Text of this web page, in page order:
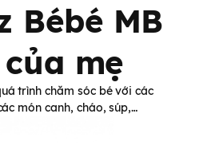
Bébé MB
mẹ
trình chăm sóc bé với các
món canh, cháo, súp,…